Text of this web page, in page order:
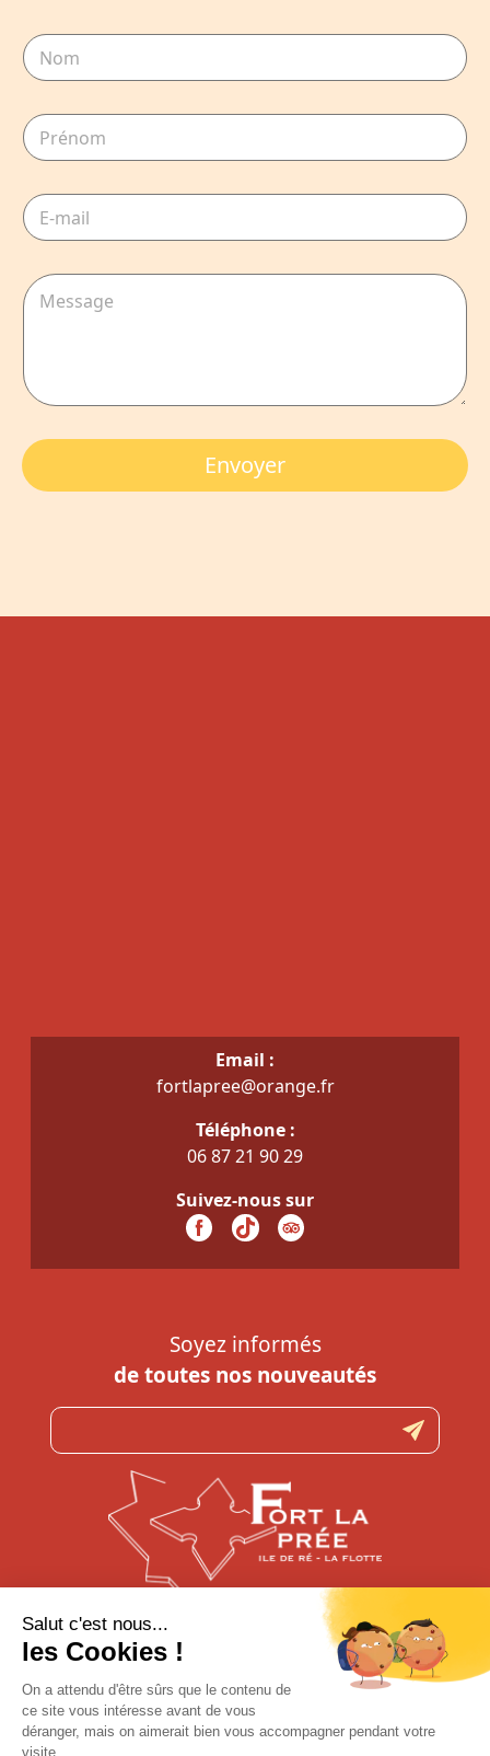
Envoyer
Email :
fortlapree@orange.fr
Téléphone :
06 87 21 90 29
Suivez-nous sur
Soyez informés
de toutes nos nouveautés
N’hésitez pas à nous contacter
pour toute question
CONTACTEZ-NOUS